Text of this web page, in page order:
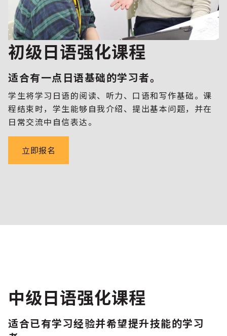
初级日语强化课程
适合有一点日语基础的学习者。
学生将学习日语的阅读、听力、口语和写作基础。课
程结束时，学生能够自我介绍、提出基本问题，并在
日常交流中自信表达。
立即报名
中级日语强化课程
适合已有学习经验并希望提升技能的学习